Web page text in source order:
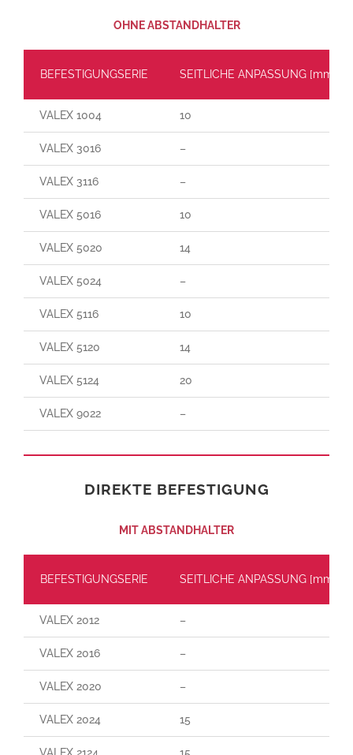
OHNE ABSTANDHALTER
BEFESTIGUNGSERIE SEITLICHE ANPASSUNG [mm]
VALEX 1004 10
VALEX 3016 –
VALEX 3116 –
VALEX 5016 10
VALEX 5020 14
VALEX 5024 –
VALEX 5116 10
VALEX 5120 14
VALEX 5124 20
VALEX 9022 –
DIREKTE BEFESTIGUNG
MIT ABSTANDHALTER
BEFESTIGUNGSERIE SEITLICHE ANPASSUNG [mm]
VALEX 2012 –
VALEX 2016 –
VALEX 2020 –
VALEX 2024 15
VALEX 2124 15